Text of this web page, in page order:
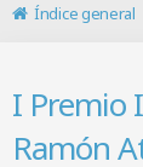
Índice general
I Premio
Ramón